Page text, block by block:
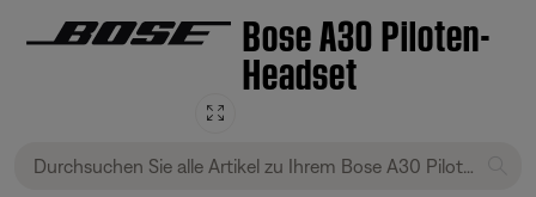
Bose A30 Piloten-
Headset